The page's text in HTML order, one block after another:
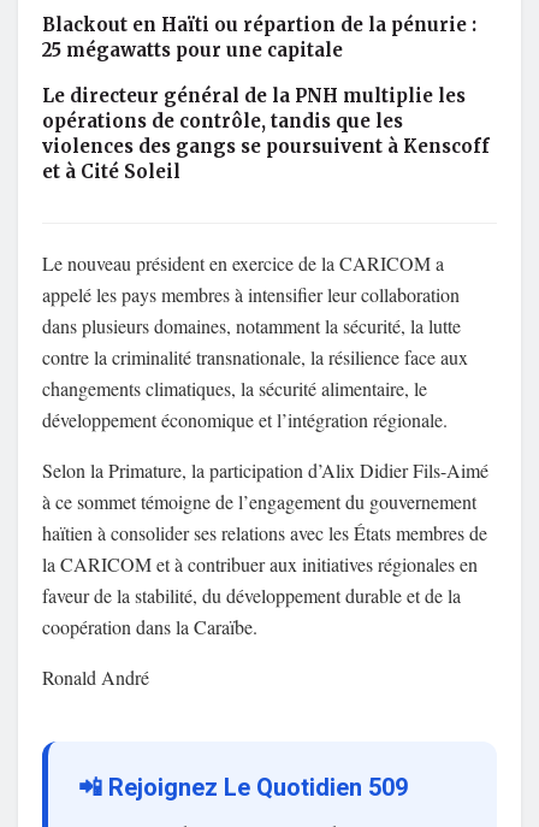
Blackout en Haïti ou répartion de la pénurie :
25 mégawatts pour une capitale
Le directeur général de la PNH multiplie les
opérations de contrôle, tandis que les
violences des gangs se poursuivent à Kenscoff
et à Cité Soleil
Le nouveau président en exercice de la CARICOM a
appelé les pays membres à intensifier leur collaboration
dans plusieurs domaines, notamment la sécurité, la lutte
contre la criminalité transnationale, la résilience face aux
changements climatiques, la sécurité alimentaire, le
développement économique et l’intégration régionale.
Selon la Primature, la participation d’Alix Didier Fils-Aimé
à ce sommet témoigne de l’engagement du gouvernement
haïtien à consolider ses relations avec les États membres de
la CARICOM et à contribuer aux initiatives régionales en
faveur de la stabilité, du développement durable et de la
coopération dans la Caraïbe.
Ronald André
📲 Rejoignez Le Quotidien 509